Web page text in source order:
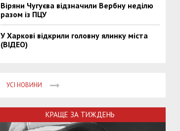
Віряни Чугуєва відзначили Вербну неділю
разом із ПЦУ
У Харкові відкрили головну ялинку міста
(ВІДЕО)
УСІ НОВИНИ
КРАЩЕ ЗА ТИЖДЕНЬ